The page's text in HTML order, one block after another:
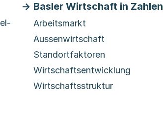
Basler Wirtschaft in Zahlen
Arbeitsmarkt
Aussenwirtschaft
Standortfaktoren
Wirtschaftsentwicklung
Wirtschaftsstruktur